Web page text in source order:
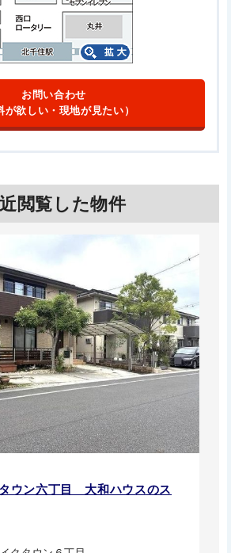
お問い合わせ
が欲しい・現地が見たい）
閲覧した物件
ウン六丁目 大和ハウスのス